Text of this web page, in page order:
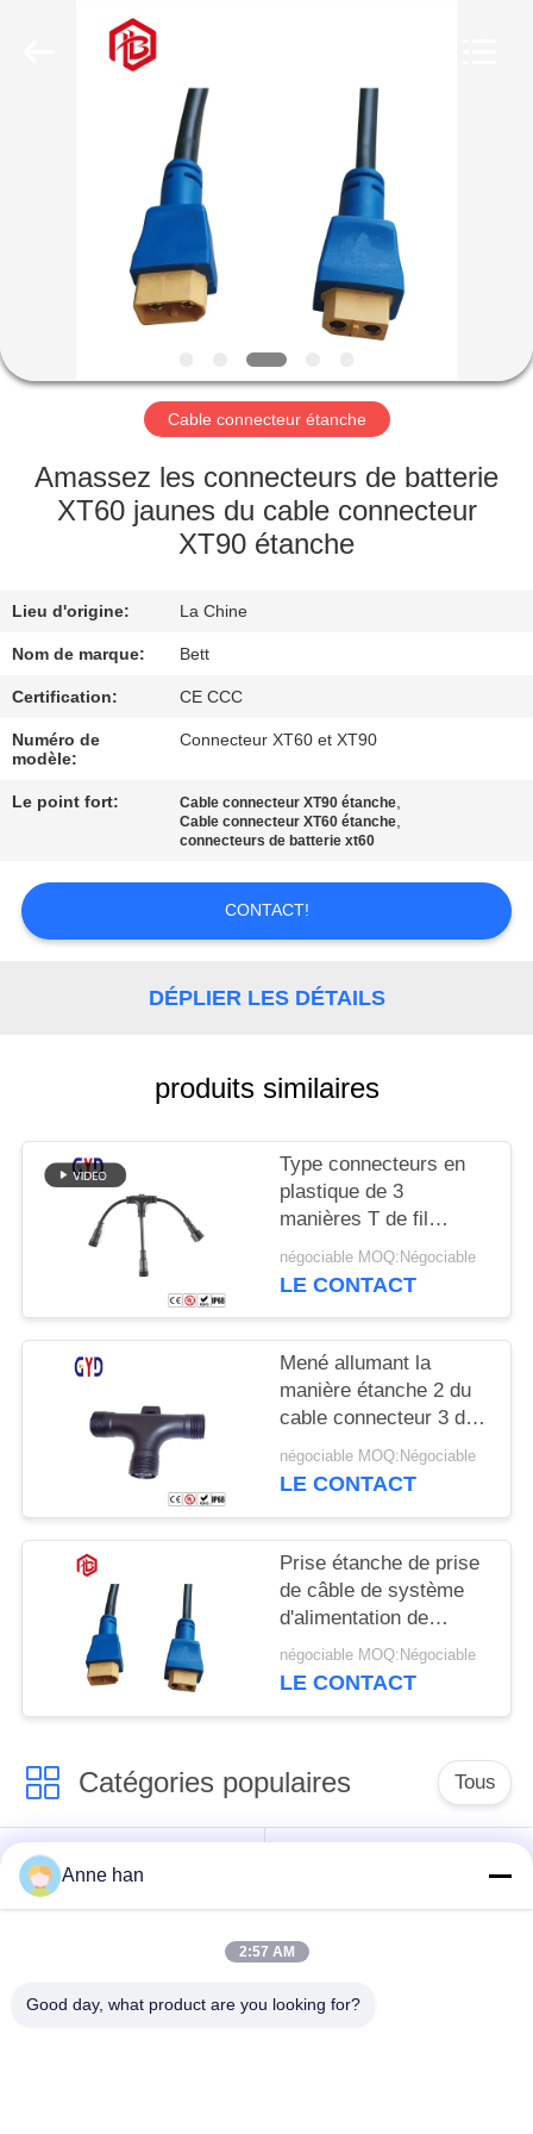
PRODUITS
DE
NOUS
VISITE
D'USINE
DE
QUALITÉ
PLAN
DU
SITE
PRIVACY
POLICY
Cable connecteur étanche
Amassez les connecteurs de batterie
XT60 jaunes du cable connecteur
XT90 étanche
Lieu d'origine: La Chine
Nom de marque: Bett
Certification: CE CCC
Numéro de
modèle:
Connecteur XT60 et XT90
Le point fort: Cable connecteur XT90 étanche,
Cable connecteur XT60 étanche,
connecteurs de batterie xt60
CONTACT!
DÉPLIER LES DÉTAILS
produits similaires
Type connecteurs en
plastique de 3
manières T de fil
électrique de cable
connecteur étanche de
négociable MOQ:Négociable
LE CONTACT
Mené allumant la
manière étanche 2 du
cable connecteur 3 de
vis 3 type de 4 bornes
T
négociable MOQ:Négociable
LE CONTACT
Prise étanche de prise
de câble de système
d'alimentation de
remplissage de
connecteur d'IP68
négociable MOQ:Négociable
LE CONTACT
Catégories populaires Tous
Connecteur circulaire
imperméable
basse tension
imperméable de
Support de la lampe
Anne han
2:57 AM
Good day, what product are you looking for?